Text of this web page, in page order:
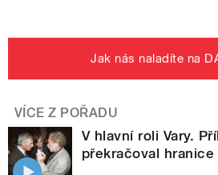
Jak nás naladíte na
VÍCE Z POŘADU
V hlavní roli Vary.
překračoval